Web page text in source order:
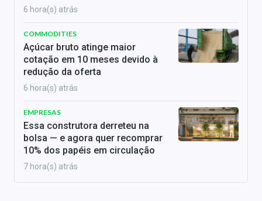
6 hora(s) atrás
COMMODITIES
Açúcar bruto atinge maior
cotação em 10 meses devido à
redução da oferta
6 hora(s) atrás
EMPRESAS
Essa construtora derreteu na
bolsa — e agora quer recomprar
10% dos papéis em circulação
7 hora(s) atrás